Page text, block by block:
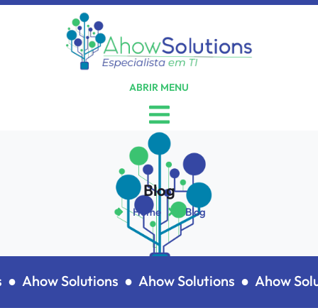
ABRIR MENU
Blog
Home Blog
Ahow Solutions ●Ahow Solutions ●Ahow